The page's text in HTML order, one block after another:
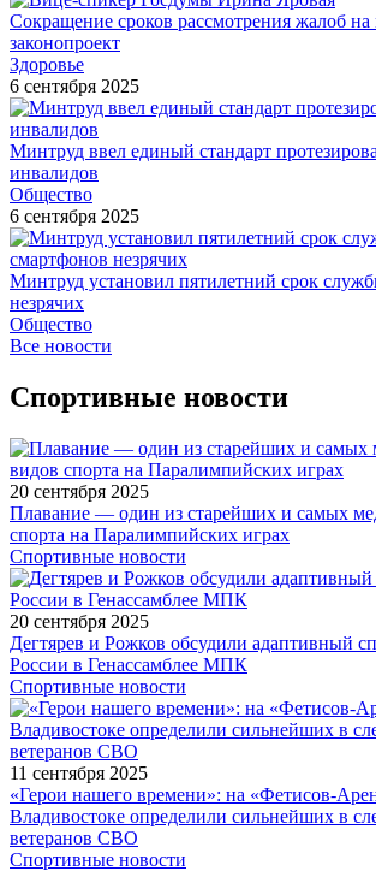
Сокращение сроков рассмотрения жалоб
законопроект
Здоровье
6 сентября 2025
Минтруд ввел единый стандарт
инвалидов
Общество
6 сентября 2025
Минтруд установил пятилетний срок
незрячих
Общество
Все новости
Спортивные новости
20 сентября 2025
Плавание — один из старейших и самых
спорта на Паралимпийских играх
Спортивные новости
20 сентября 2025
Дегтярев и Рожков обсудили адаптивный
России в Генассамблее МПК
Спортивные новости
11 сентября 2025
«Герои нашего времени»: на «Фетисов-
Владивостоке определили сильнейших в
ветеранов СВО
Спортивные новости